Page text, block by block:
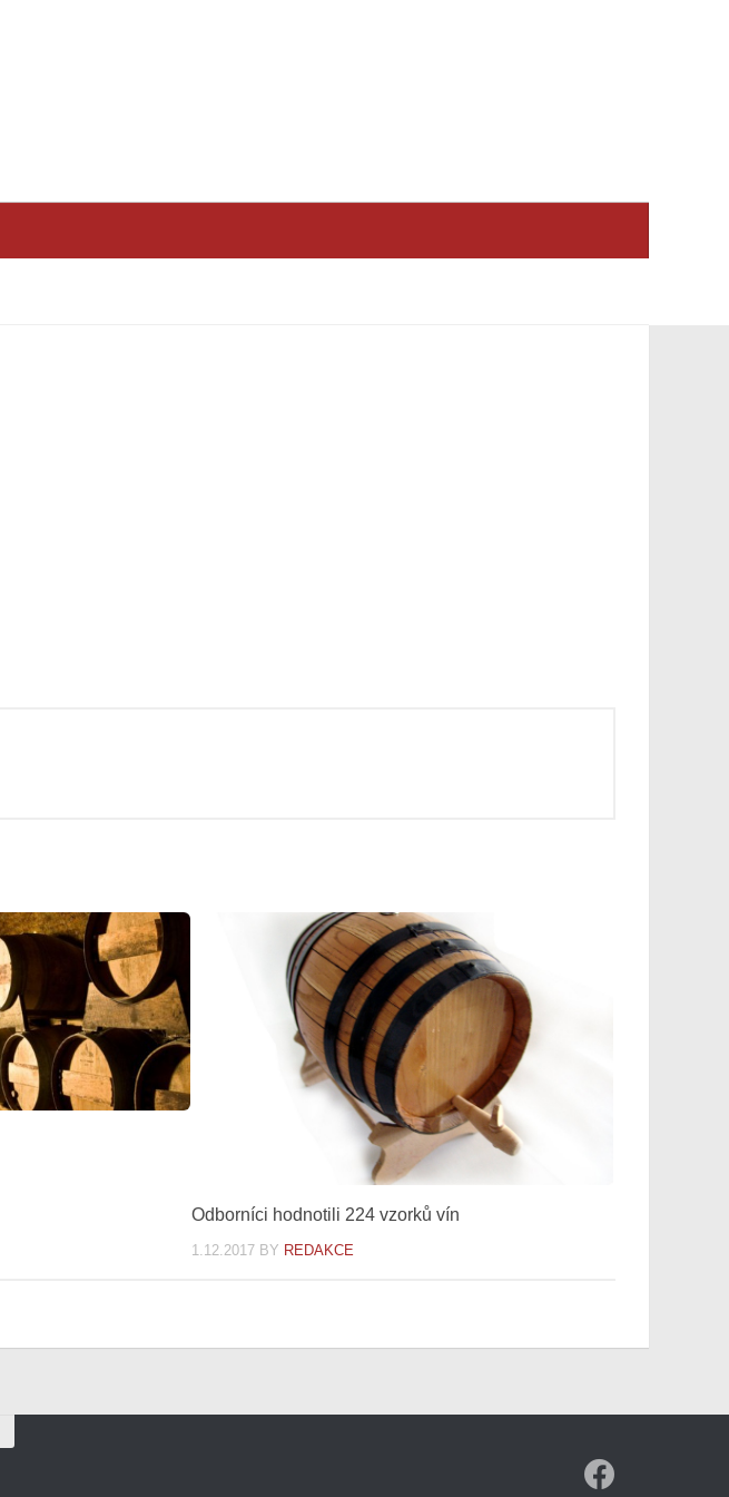
Odborníci hodnotili 224 vzorků vín
1.12.2017 BY REDAKCE